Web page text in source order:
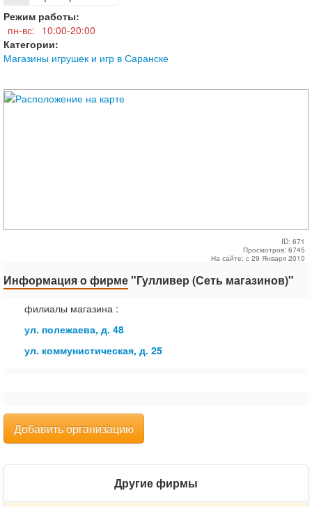
Режим работы:
пн-вс: 10:00-20:00
Категории:
Магазины игрушек и игр в Саранске
ID: 671
Просмотров: 6745
На сайте: с 29 Января 2010
Информация о фирме"Гулливер (Сеть магазинов)"
филиалы магазина :
ул. полежаева, д. 48
ул. коммунистическая, д. 25
Добавить организацию
Другие фирмы